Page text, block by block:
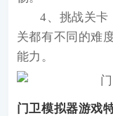
4、挑战关卡
关都有不同的难
能力。
门卫模拟器游戏